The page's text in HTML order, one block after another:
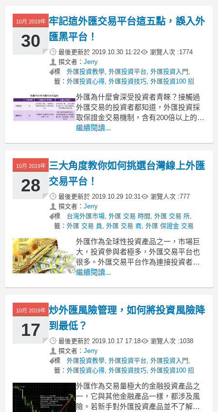
識！
【外匯開戶推薦】新手必看開戶指南！
『外匯投資教學』之如何節省「外匯投
10月 2019年
30
牢記這外匯交易平台這五點，誤入外
匯黑平台！
最後更新於 2019.10.30 11:22 瀏覽人次 :1774
撰文者： Jerry
標
籤：
外匯投資教學, 外匯投資平台, 外匯投資入門 ,
外匯投資心得, 外匯投資技巧, 外匯投資100 招
外匯為什麼會深受投資者青睞？接觸過
外匯交易的投資者都知道，外匯投資採
取保證金交易機制，含有200倍以上的槓
桿，還具有很多其他投資產品沒有的優
利帶來很大的空間，但同時也會帶來高
風險？例如黑平台風險，想要避免這種
風險就要學會在入市前
繼續閱讀...
10月 2019年
28
三大角度教你如何挑選台灣線上外匯
交易平台！
最後更新於 2019.10.29 10:31 瀏覽人次 :777
撰文者： Jerry
標
籤：
台灣外匯市場, 外匯 交易 時間 , 外匯 交易 所,
外匯 交易 員, 外匯 交易 商, 外匯 保證金 交易
外匯作為全球性投資產品之一，市場巨
大，投資參與者極多，外匯交易平台也
很多。外匯交易平台作為連接投資者和
外匯市場的紐帶，其安全性和優劣性極
若遭遇黑平台陷阱，投資者不僅無法在
外匯市場獲利，恐怕連本金都難以保
全。那麼，對於台灣的外匯交易者來
繼續閱讀...
10月 2019年
17
炒外匯風險管理，如何將投資風險降
到最低？
最後更新於 2019.10.17 17:18 瀏覽人次 :1038
撰文者： Jerry
標
籤：
外匯投資教學, 外匯投資平台, 外匯投資入門 ,
外匯投資心得, 外匯投資技巧, 外匯投資100 招
外匯作為交易量極大的金融投資產品之
一，它與其他金融產品一樣，都涉及風
險。若新手對外匯投資產品並不了解，